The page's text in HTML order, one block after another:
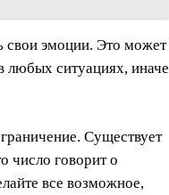
свои эмоции. Это может
любых ситуациях, иначе
Существует
число говорит о
все возможное,